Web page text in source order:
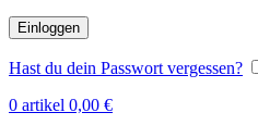
Einloggen
Hast du dein Passwort vergessen?
0 artikel 0,00 €